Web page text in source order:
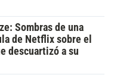
Sombras de una
de Netflix sobre el
descuartizó a su